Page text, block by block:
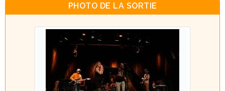
PHOTO DE LA SORTIE